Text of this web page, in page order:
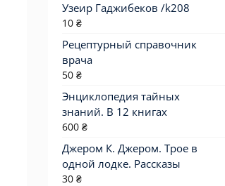
Узеир Гаджибеков /k208
10 ₴
Рецептурный справочник
врача
50 ₴
Энциклопедия тайных
знаний. В 12 книгах
600 ₴
Джером К. Джером. Трое в
одной лодке. Рассказы
30 ₴